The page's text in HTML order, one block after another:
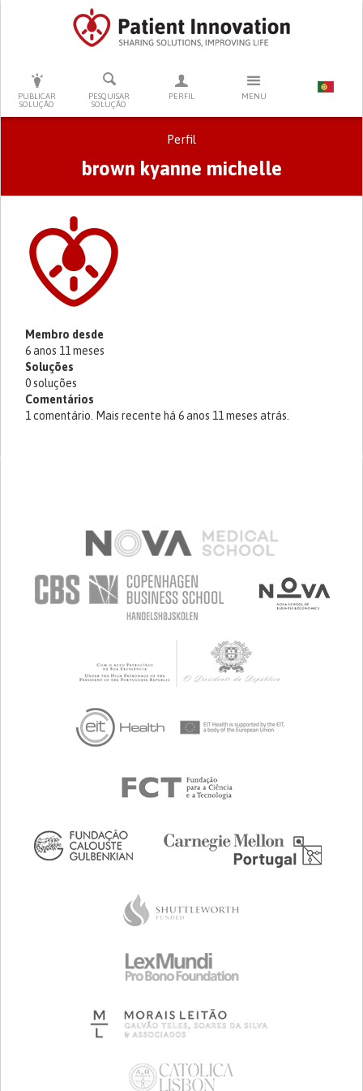
PUBLICAR
SOLUÇÃO
PESQUISAR
SOLUÇÃO
PERFIL MENU
PRESSIONE ENTER PARA PESQUISAR
Perfil
brown kyanne michelle
Separadores primários
Membro desde
6 anos 11 meses
Soluções
0 soluções
Comentários
1 comentário. Mais recente há 6 anos 11 meses atrás.